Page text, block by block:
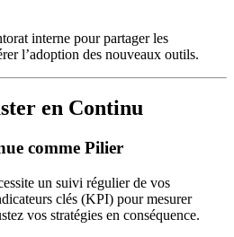
interne pour partager les
l’adoption des nouveaux outils.
en Continu
comme Pilier
un suivi régulier de vos
clés (KPI) pour mesurer
vos stratégies en conséquence.